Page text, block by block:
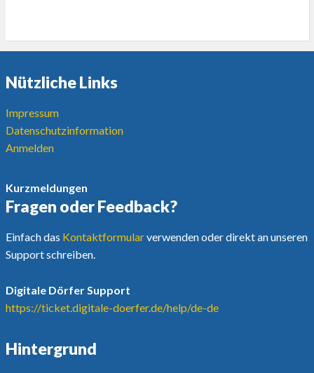
Nützliche Links
Impressum
Datenschutzinformation
Anmelden
Kurzmeldungen
Fragen oder Feedback?
Einfach das Kontaktformularverwenden oder direkt an unseren
Support schreiben.
Digitale Dörfer Support
https://ticket.digitale-doerfer.de/help/de-de
Hintergrund